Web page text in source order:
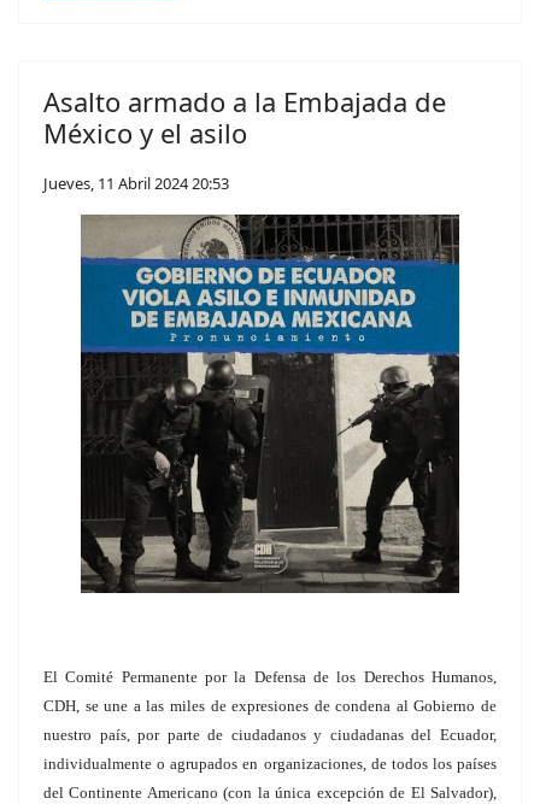
Asalto armado a la Embajada de
México y el asilo
Jueves, 11 Abril 2024 20:53
El Comité Permanente por la Defensa de los Derechos Humanos,
CDH, se une a las miles de expresiones de condena al Gobierno de
nuestro país, por parte de ciudadanos y ciudadanas del Ecuador,
individualmente o agrupados en organizaciones, de todos los países
del Continente Americano (con la única excepción de El Salvador),